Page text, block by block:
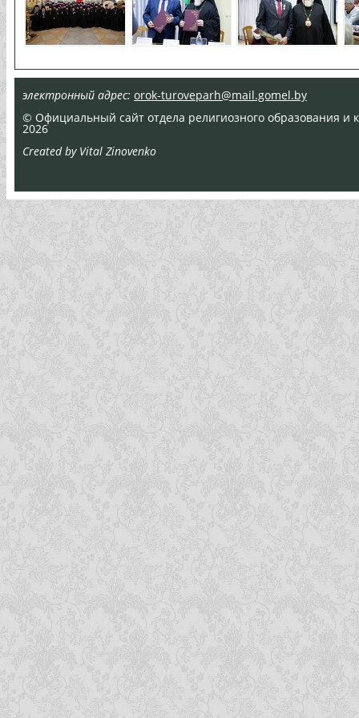
электронный адрес: orok-turoveparh@mail.gomel.by
© Официальный сайт отдела религиозного образования и
2026
Created by Vital Zinovenko